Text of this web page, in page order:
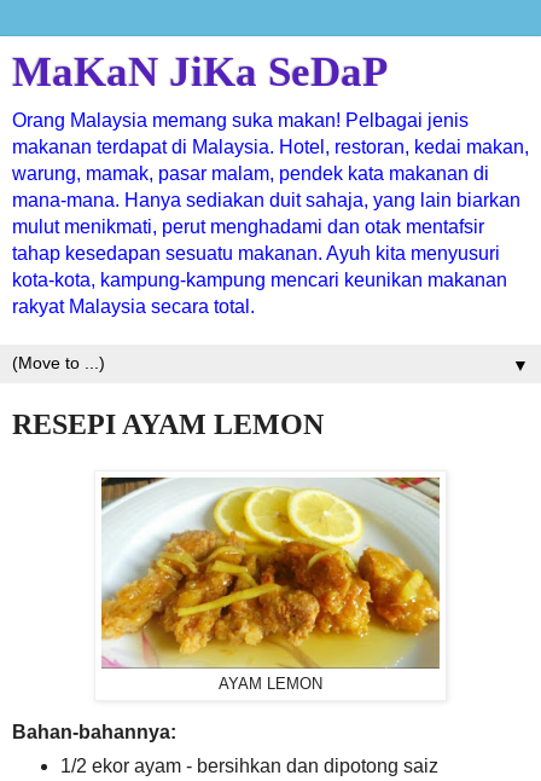
MaKaN JiKa SeDaP
Orang Malaysia memang suka makan! Pelbagai jenis
makanan terdapat di Malaysia. Hotel, restoran, kedai makan,
warung, mamak, pasar malam, pendek kata makanan di
mana-mana. Hanya sediakan duit sahaja, yang lain biarkan
mulut menikmati, perut menghadami dan otak mentafsir
tahap kesedapan sesuatu makanan. Ayuh kita menyusuri
kota-kota, kampung-kampung mencari keunikan makanan
rakyat Malaysia secara total.
▼
RESEPI AYAM LEMON
AYAM LEMON
Bahan-bahannya:
1/2 ekor ayam - bersihkan dan dipotong saiz